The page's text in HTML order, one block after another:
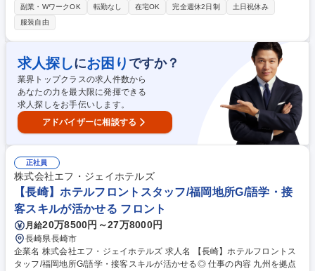
員も多く、スキルを身に付けたい方を応援する風土があります。PMOのご
経験を活かして活躍いただくポジションです。 ご入社後まずはPMO補佐
として、先輩コンサルタントのプロジェクトサポートを担当いただき、将
来的には、PMOとして1つの案件のメイン担当を目指していただきます。
【具体的には】 ■提案書作成■業務の可視化■製品の導入及び運用支援■進
捗管理や報告 募集職種 【ITコンサルタント】リモート＆在宅OK/独立支
援/PMO経験を活かす/安定経営
副業・WワークOK 転勤なし 在宅OK 完全週休2日制
土日祝休み
服装自由
求人探しにお困り ですか？
業界トップクラスの求人件数から
あなたの力を最大限に発揮できる
求人探しをお手伝いします。
アドバイザーに相談する
正社員
株式会社エフ・ジェイホテルズ
【長崎】ホテルフロントスタッフ/福岡地所G/語学・接
客スキルが活かせる フロント
月給20万8500円～27万8000円
長崎県長崎市
企業名 株式会社エフ・ジェイホテルズ 求人名 【長崎】ホテルフロントス
タッフ/福岡地所G/語学・接客スキルが活かせる◎ 仕事の内容 九州を拠点